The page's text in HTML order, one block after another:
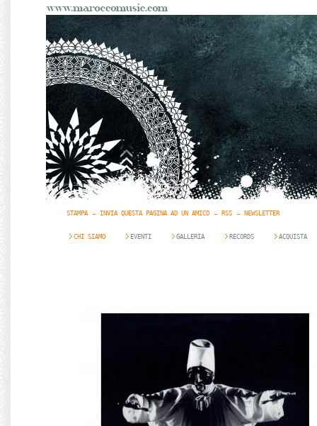
STAMPA INVIA QUESTA PAGINA AD UN AMICO RSS NEWSLETTER
CHI SIAMO EVENTI GALLERIA RECORDS ACQUISTA